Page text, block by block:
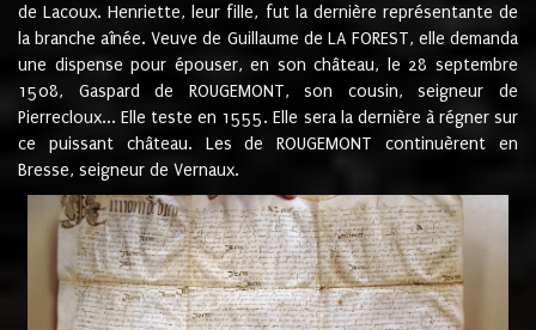
de Lacoux. Henriette, leur fille, fut la dernière représentante de
la branche aînée. Veuve de Guillaume de LA FOREST, elle demanda
une dispense pour épouser, en son château, le 28 septembre
1508, Gaspard de ROUGEMONT, son cousin, seigneur de
Pierrecloux... Elle teste en 1555. Elle sera la dernière à régner sur
ce puissant château. Les de ROUGEMONT continuèrent en
Bresse, seigneur de Vernaux.